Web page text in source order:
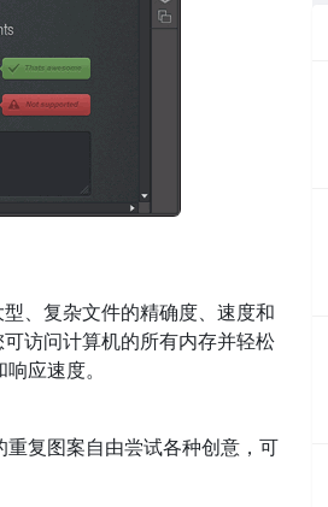
、复杂文件的精确度、速度和
访问计算机的所有内存并轻松
应速度。
复图案自由尝试各种创意，可